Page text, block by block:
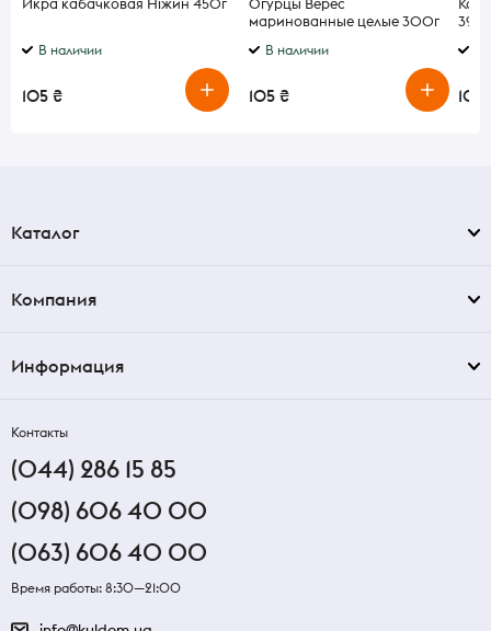
В наличии
105 ₴
маринованные целые 300г
В наличии
105 ₴ 105
Каталог
Компания
Информация
Контакты
(044) 286 15 85
(098) 606 40 00
(063) 606 40 00
Время работы: 8:30—21:00